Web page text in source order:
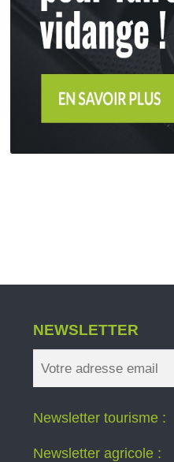
NEWSLETTER
Newsletter tourisme :
Newsletter agricole :